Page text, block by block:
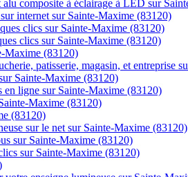
composite à éclairage à LED sur
internet sur Sainte-Maxime (83120)
clics sur Sainte-Maxime (83120)
clics sur Sainte-Maxime (83120)
Maxime (83120)
patisserie, magasin, et entreprise
Sainte-Maxime (83120)
en ligne sur Sainte-Maxime (83120)
Maxime (83120)
(83120)
sur le net sur Sainte-Maxime (83120)
sur Sainte-Maxime (83120)
sur Sainte-Maxime (83120)